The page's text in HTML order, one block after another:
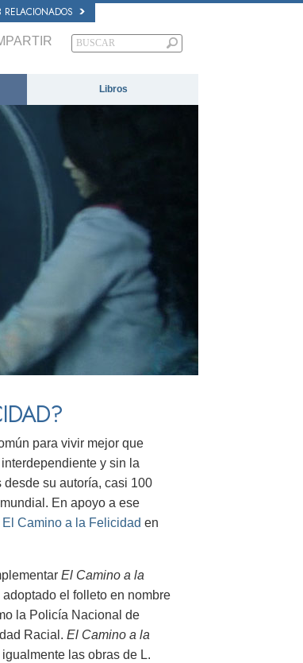
Libros
para vivir mejor que
y sin la
su autoría, casi 100
En apoyo a ese
Camino a la Felicidad en
El Camino a la
el folleto en nombre
la Policía Nacional de
Racial. El Camino a la
las obras de L.